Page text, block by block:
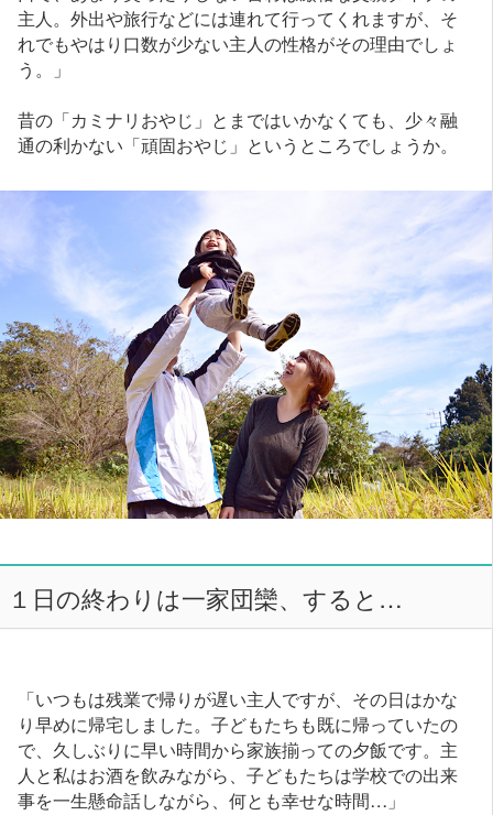
主人。外出や旅行などには連れて行ってくれますが、そ
れでもやはり口数が少ない主人の性格がその理由でしょ
う。」
昔の「カミナリおやじ」とまではいかなくても、少々融
通の利かない「頑固おやじ」というところでしょうか。
１日の終わりは一家団欒、すると…
「いつもは残業で帰りが遅い主人ですが、その日はかな
り早めに帰宅しました。子どもたちも既に帰っていたの
で、久しぶりに早い時間から家族揃っての夕飯です。主
人と私はお酒を飲みながら、子どもたちは学校での出来
事を一生懸命話しながら、何とも幸せな時間…」